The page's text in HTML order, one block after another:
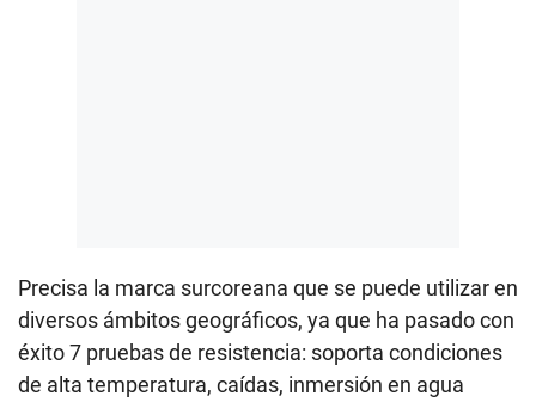
Precisa la marca surcoreana que se puede utilizar en
diversos ámbitos geográficos, ya que ha pasado con
éxito 7 pruebas de resistencia: soporta condiciones
de alta temperatura, caídas, inmersión en agua